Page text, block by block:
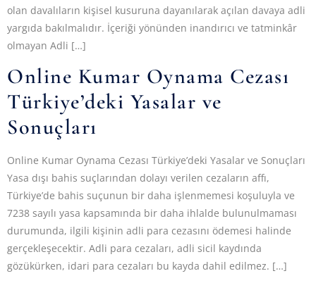
olan davalıların kişisel kusuruna dayanılarak açılan davaya adli
yargıda bakılmalıdır. İçeriği yönünden inandırıcı ve tatminkâr
olmayan Adli […]
Online Kumar Oynama Cezası
Türkiye’deki Yasalar ve
Sonuçları
Online Kumar Oynama Cezası Türkiye’deki Yasalar ve Sonuçları
Yasa dışı bahis suçlarından dolayı verilen cezaların affı,
Türkiye’de bahis suçunun bir daha işlenmemesi koşuluyla ve
7238 sayılı yasa kapsamında bir daha ihlalde bulunulmaması
durumunda, ilgili kişinin adli para cezasını ödemesi halinde
gerçekleşecektir. Adli para cezaları, adli sicil kaydında
gözükürken, idari para cezaları bu kayda dahil edilmez. […]